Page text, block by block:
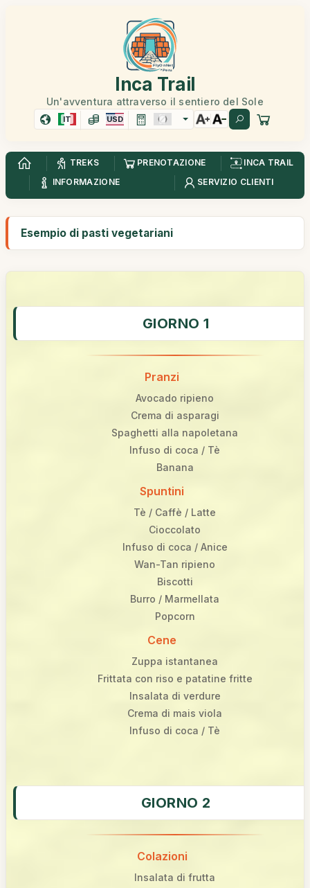
Inca Trail
Un'avventura attraverso il sentiero del Sole
IT USD
TREKS PRENOTAZIONE
INCA TRAIL
INFORMAZIONE
SERVIZIO CLIENTI
Esempio di pasti vegetariani
GIORNO 1
Pranzi
Avocado ripieno
Crema di asparagi
Spaghetti alla napoletana
Infuso di coca / Tè
Banana
Spuntini
Tè / Caffè / Latte
Cioccolato
Infuso di coca / Anice
Wan-Tan ripieno
Biscotti
Burro / Marmellata
Popcorn
Cene
Zuppa istantanea
Frittata con riso e patatine fritte
Insalata di verdure
Crema di mais viola
Infuso di coca / Tè
GIORNO 2
Colazioni
Insalata di frutta